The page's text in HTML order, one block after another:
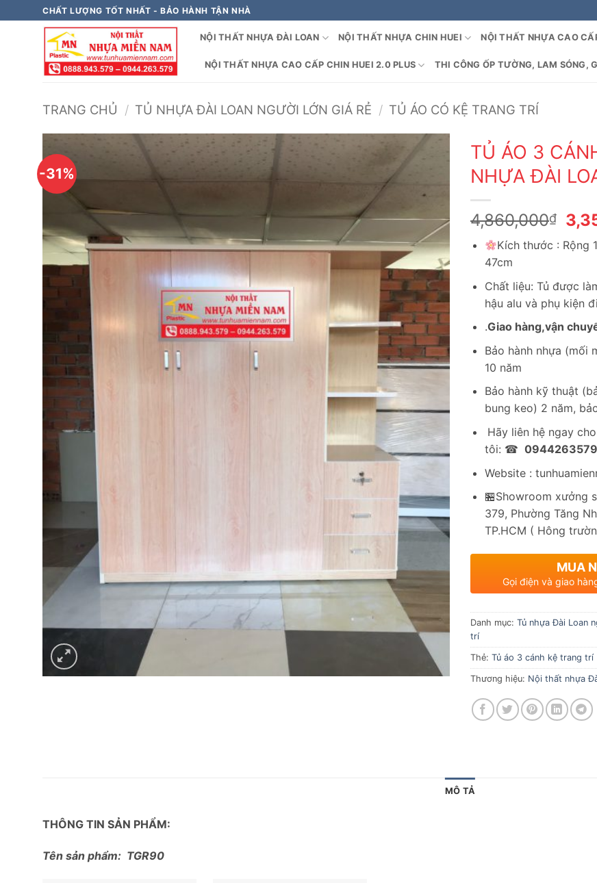
qua
CHẤT LƯỢNG TỐT NHẤT - BẢO HÀNH TẬN NHÀ
NỘI THẤT NHỰA ĐÀI LOAN NỘI THẤT NHỰA CHIN HUEI NỘI THẤT NHỰA CAO
NỘI THẤT NHỰA CAO CẤP CHIN HUEI 2.0 PLUS THI CÔNG ỐP TƯỜNG, LAM SÓNG,
TRANG CHỦ / TỦ NHỰA ĐÀI LOAN NGƯỜI LỚN GIÁ RẺ / TỦ ÁO CÓ KỆ TRANG TRÍ
-31%
TỦ ÁO 3
NHỰA ĐÀI
4,860,000₫
Giá
gốc
là:
Kích thước : Rộng
47cm
Chất liệu: Tủ được
hậu alu và phụ kiện
.Giao hàng,vận
Bảo hành nhựa (mối
10 năm
Bảo hành kỹ thuật
bung keo) 2 năm,
Hãy liên hệ ngay
tôi: ☎
Website :
🏪Showroom xưởng
379, Phường Tăng
TP.HCM ( Hông
MUA
Gọi điện và giao
Danh mục: Tủ nhựa Đài Loan
trí
Thẻ: Tủ áo 3 cánh kệ trang trí
Thương hiệu: Nội thất nhựa
MÔ TẢ
THÔNG TIN SẢN PHẨM:
Tên sản phẩm: TGR90